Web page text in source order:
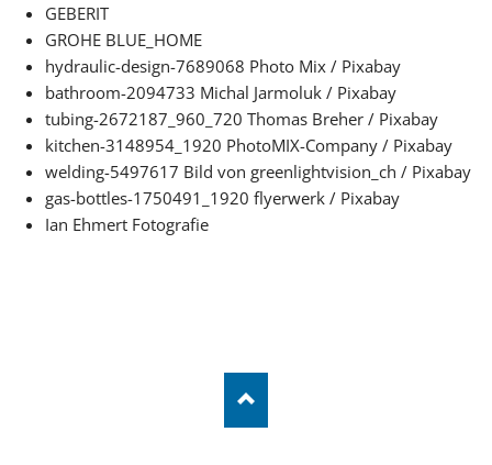
GEBERIT
GROHE BLUE_HOME
hydraulic-design-7689068 Photo Mix / Pixabay
bathroom-2094733 Michal Jarmoluk / Pixabay
tubing-2672187_960_720 Thomas Breher / Pixabay
kitchen-3148954_1920 PhotoMIX-Company / Pixabay
welding-5497617 Bild von greenlightvision_ch / Pixabay
gas-bottles-1750491_1920 flyerwerk / Pixabay
Ian Ehmert Fotografie